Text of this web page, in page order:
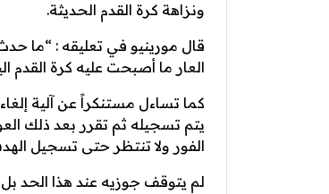
ونزاهة كرة القدم الحديثة.
قال مورينيو في تعليقه : “ما
العار ما أصبحت عليه كرة القدم
كما تساءل مستنكراً عن آلية
يتم تسجيله ثم تقرر بعد ذلك
الفور ولا تنتظر حتى تسجيل
لم يتوقف جوزيه عند هذا الحد